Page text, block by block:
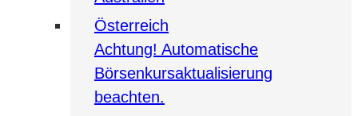
Österreich
Achtung! Automatische
Börsenkursaktualisierung
beachten.